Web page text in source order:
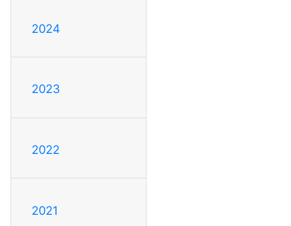
2024
2023
2022
2021